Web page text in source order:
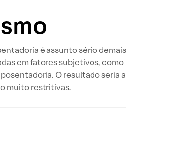
é assunto sério demais
em fatores subjetivos, como
O resultado seria a
muito restritivas.